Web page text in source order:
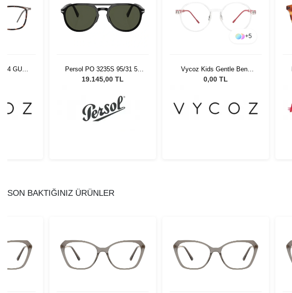
GUN-
Persol PO 3235S 95/31 55
Unisex Güneş Gözlüğü
19.145,00 TL
+5
Vycoz Kids Gentle Benn
CRT 46-17 135
0,00 TL
SON BAKTIĞINIZ ÜRÜNLER